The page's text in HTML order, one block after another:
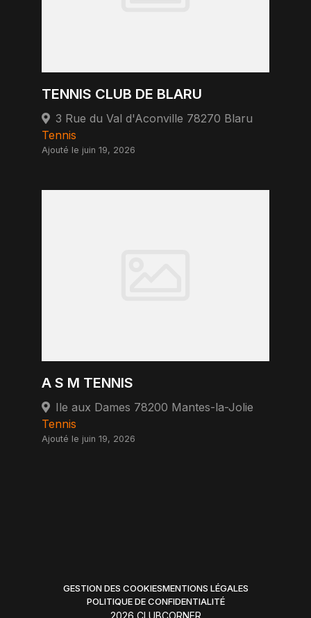
TENNIS CLUB DE BLARU
3 Rue du Val d'Aconville 78270 Blaru
Tennis
Ajouté le juin 19, 2026
A S M TENNIS
Ile aux Dames 78200 Mantes-la-Jolie
Tennis
Ajouté le juin 19, 2026
GESTION DES COOKIESMENTIONS LÉGALES
POLITIQUE DE CONFIDENTIALITÉ
2026 CLUBCORNER